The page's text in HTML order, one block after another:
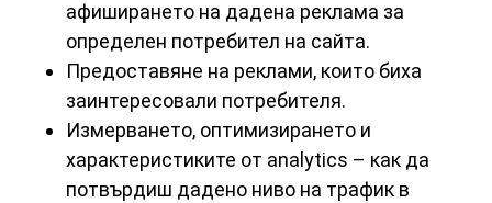
афиширането на дадена реклама за
определен потребител на сайта.
Предоставяне на реклами, които биха
заинтересовали потребителя.
Измерването, оптимизирането и
характеристиките от analytics – как да
потвърдиш дадено ниво на трафик в